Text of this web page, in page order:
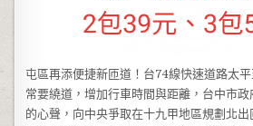
屯區再添便捷新匝道！台74線快速道路太
常要繞道，增加行車時間與距離，台中市
的心聲，向中央爭取在十九甲地區規劃北